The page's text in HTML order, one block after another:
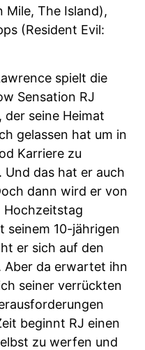
Mile, The Island),
(Resident Evil:
spielt die
Sensation RJ
der seine Heimat
gelassen hat um in
Karriere zu
Und das hat er auch
dann wird er von
Hochzeitstag
seinem 10-jährigen
er sich auf den
Aber da erwartet ihn
seiner verrückten
beginnt RJ einen
zu werfen und